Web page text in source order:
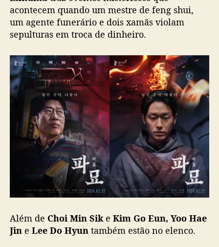
h
a
d
a
d
e
e
s
t
r
e
i
a
e
r
e
v
l
a
acontecem quando um mestre de feng shui,
um agente funerário e dois xamãs violam
sepulturas em troca de dinheiro.
Além de Choi Min Sike Kim Go Eun, Yoo Hae
Jin e Lee Do Hyun também estão no elenco.